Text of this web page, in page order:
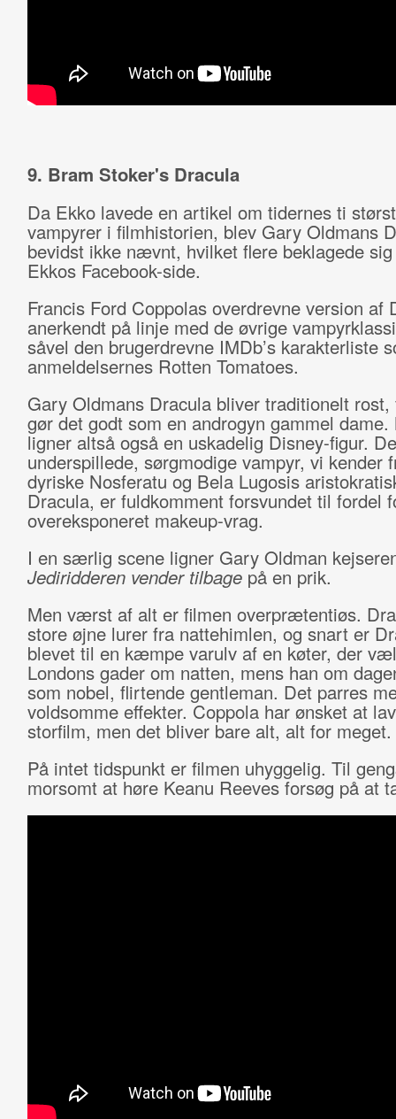
9. Bram Stoker's Dracula
Da Ekko lavede en artikel om tidernes ti
vampyrer i filmhistorien, blev Gary Oldmans
bevidst ikke nævnt, hvilket flere beklagede
Ekkos Facebook-side.
Francis Ford Coppolas overdrevne version af
anerkendt på linje med de øvrige
såvel den brugerdrevne IMDb’s karakterliste
anmeldelsernes Rotten Tomatoes.
Gary Oldmans Dracula bliver traditionelt rost,
gør det godt som en androgyn gammel dame.
ligner altså også en uskadelig Disney-figur.
underspillede, sørgmodige vampyr, vi kender
dyriske Nosferatu og Bela Lugosis
Dracula, er fuldkomment forsvundet til fordel
overeksponeret makeup-vrag.
I en særlig scene ligner Gary Oldman
Jediridderen vender tilbagepå en prik.
Men værst af alt er filmen overprætentiøs.
store øjne lurer fra nattehimlen, og snart er
blevet til en kæmpe varulv af en køter, der
Londons gader om natten, mens han om
som nobel, flirtende gentleman. Det parres
voldsomme effekter. Coppola har ønsket at
storfilm, men det bliver bare alt, alt for meget.
På intet tidspunkt er filmen uhyggelig. Til
morsomt at høre Keanu Reeves forsøg på at